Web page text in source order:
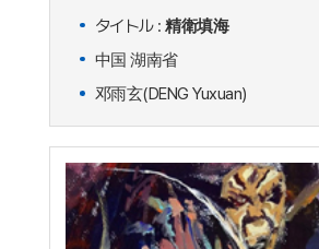
タイトル : 精衛填海
中国 湖南省
邓雨玄(DENG Yuxuan)